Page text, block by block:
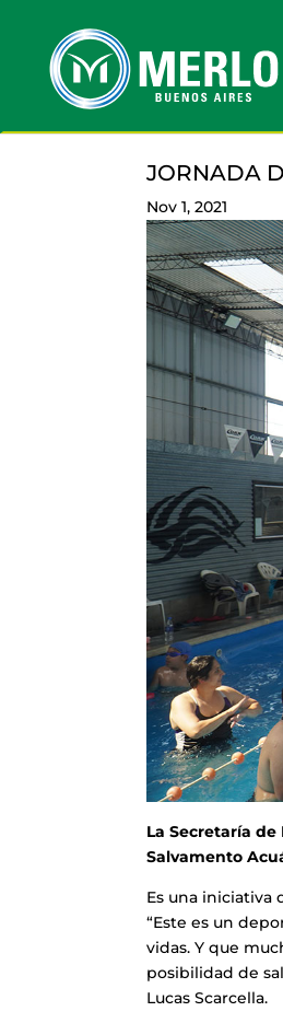
JORNADA
Nov 1, 2021
La Secretaría
Salvamento
Es una
“Este es un
vidas. Y que
posibilidad de
Lucas Scarcella.